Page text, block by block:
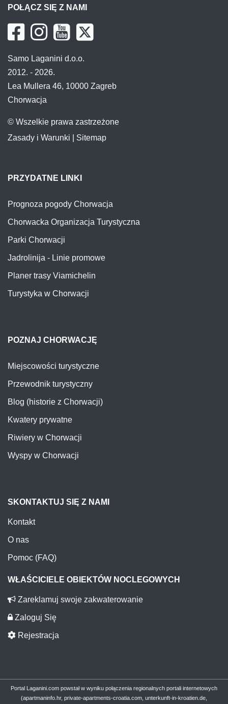
POŁĄCZ SIĘ Z NAMI
Samo Laganini d.o.o.
2012. - 2026.
Lea Mullera 46, 10000 Zagreb
Chorwacja
© Wszelkie prawa zastrzeżone
Zasady i Warunki
Sitemap
PRZYDATNE LINKI
Prognoza pogody Chorwacja
Chorwacka Organizacja Turystyczna
Parki Chorwacji
Jadrolinija - Linie promowe
Planer trasy Viamichelin
Turystyka w Chorwacji
POZNAJ CHORWACJĘ
Miejscowości turystyczne
Przewodnik turystyczny
Blog (historie z Chorwacji)
Kwatery prywatne
Riwiery w Chorwacji
Wyspy w Chorwacji
SKONTAKTUJ SIĘ Z NAMI
Kontakt
O nas
Pomoc (FAQ)
WŁAŚCICIELE OBIEKTÓW NOCLEGOWYCH
Zareklamuj swoje zakwaterowanie
Zaloguj Się
Rejestracja
Portal Laganini.com powstał w wyniku połączenia regionalnych portali internetowych
(apartmaninfo.hr, private-apartments-croatia.com, unterkunft-in-kroatien.de,